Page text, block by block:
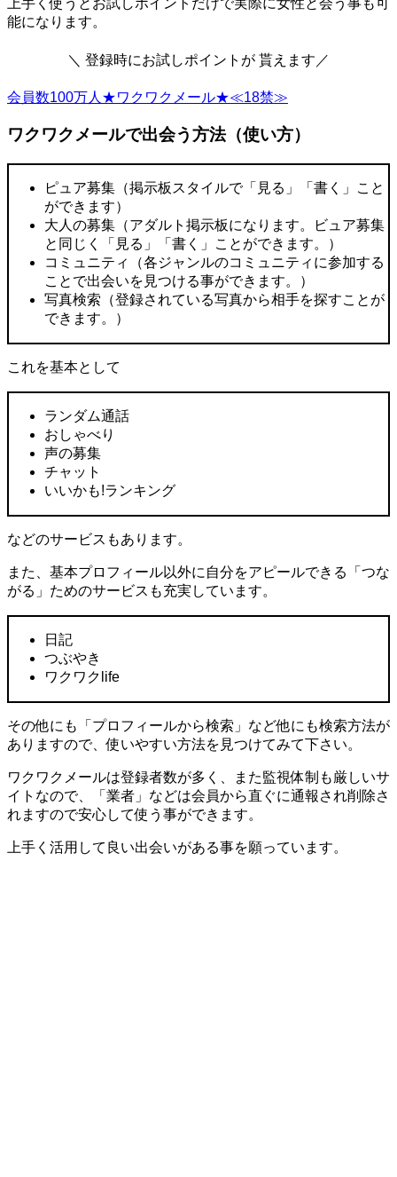
能になります。
＼ 登録時にお試しポイントが 貰えます／
会員数100万人★ワクワクメール★≪18禁≫
ワクワクメールで出会う方法（使い方）
ピュア募集（掲示板スタイルで「見る」「書く」こと
ができます）
大人の募集（アダルト掲示板になります。ビュア募集
と同じく「見る」「書く」ことができます。）
コミュニティ（各ジャンルのコミュニティに参加する
ことで出会いを見つける事ができます。）
写真検索（登録されている写真から相手を探すことが
できます。）
これを基本として
ランダム通話
おしゃべり
声の募集
チャット
いいかも!ランキング
などのサービスもあります。
また、基本プロフィール以外に自分をアピールできる「つな
がる」ためのサービスも充実しています。
日記
つぶやき
ワクワクlife
その他にも「プロフィールから検索」など他にも検索方法が
ありますので、使いやすい方法を見つけてみて下さい。
ワクワクメールは登録者数が多く、また監視体制も厳しいサ
イトなので、「業者」などは会員から直ぐに通報され削除さ
れますので安心して使う事ができます。
上手く活用して良い出会いがある事を願っています。